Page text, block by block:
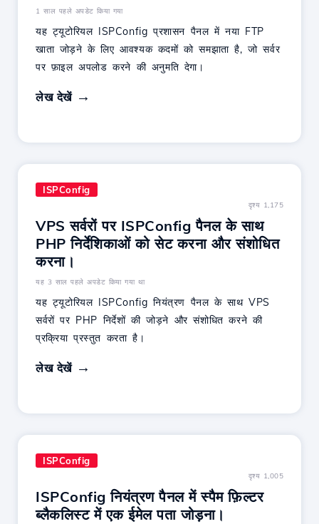
1 साल पहले अपडेट किया गया
यह ट्यूटोरियल ISPConfig प्रशासन पैनल में नया FTP
खाता जोड़ने के लिए आवश्यक कदमों को समझाता है, जो सर्वर
पर फ़ाइल अपलोड करने की अनुमति देगा।
लेख देखें
ISPConfig
दृश्य 1,175
VPS सर्वरों पर ISPConfig पैनल के साथ
PHP निर्देशिकाओं को सेट करना और संशोधित
करना।
यह 3 साल पहले अपडेट किया गया था
यह ट्यूटोरियल ISPConfig नियंत्रण पैनल के साथ VPS
सर्वरों पर PHP निर्देशों की जोड़ने और संशोधित करने की
प्रक्रिया प्रस्तुत करता है।
लेख देखें
ISPConfig
दृश्य 1,005
ISPConfig नियंत्रण पैनल में स्पैम फ़िल्टर
ब्लैकलिस्ट में एक ईमेल पता जोड़ना।